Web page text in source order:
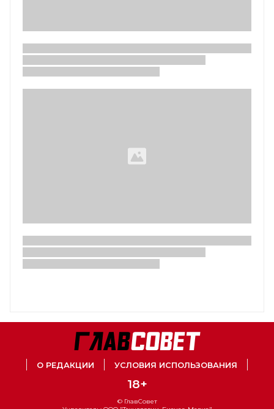
О РЕДАКЦИИ УСЛОВИЯ ИСПОЛЬЗОВАНИЯ
18+
© ГлавСовет